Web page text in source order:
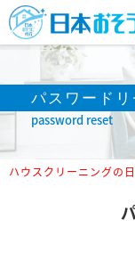
パスワードリ
password reset
ハウスクリーニングの